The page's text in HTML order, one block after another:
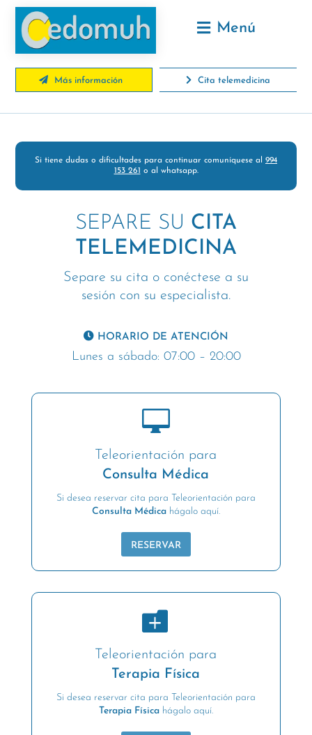
Menú
Más información Cita telemedicina
Si tiene dudas o dificultades para continuar comuníquese al 994
153 261 o al whatsapp.
SEPARE SU CITA
TELEMEDICINA
Separe su cita o conéctese a su
sesión con su especialista.
HORARIO DE ATENCIÓN
Lunes a sábado: 07:00 – 20:00

Teleorientación para
Consulta Médica
Si desea reservar cita para Teleorientación para
Consulta Médicahágalo aquí.
RESERVAR

Teleorientación para
Terapia Física
Si desea reservar cita para Teleorientación para
Terapia Físicahágalo aquí.